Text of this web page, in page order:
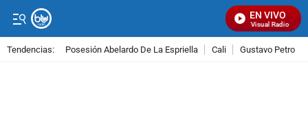
EN VIVO
Señal Visual Radio
Tendencias: Posesión Abelardo De La Espriella Cali Gustavo Petro